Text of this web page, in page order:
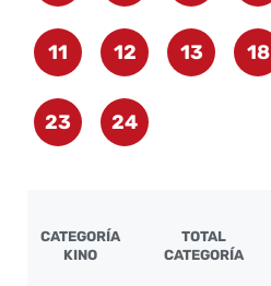
11 12 13 18
23 24
CATEGORÍA
KINO
TOTAL
CATEGORÍA